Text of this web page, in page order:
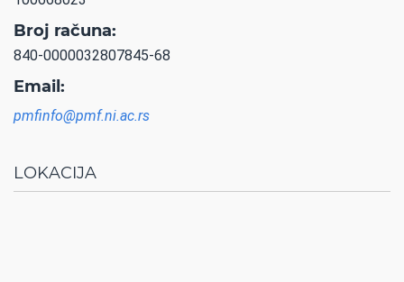
Broj računa:
840-0000032807845-68
Email:
pmfinfo@pmf.ni.ac.rs
LOKACIJA